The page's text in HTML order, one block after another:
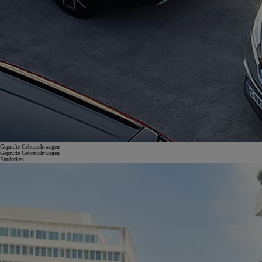
Geprüfte Gebrauchtwagen
Geprüfte Gebrauchtwagen
Entdecken